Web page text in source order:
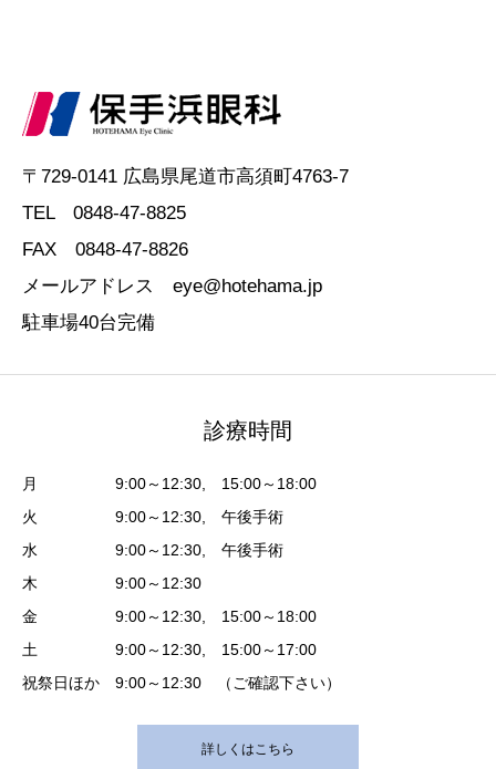
〒729-0141 広島県尾道市高須町4763-7
TEL 0848-47-8825
FAX 0848-47-8826
メールアドレス eye@hotehama.jp
駐車場40台完備
診療時間
月 9:00～12:30, 15:00～18:00
火 9:00～12:30, 午後手術
水 9:00～12:30, 午後手術
木 9:00～12:30
金 9:00～12:30, 15:00～18:00
土 9:00～12:30, 15:00～17:00
祝祭日ほか 9:00～12:30 （ご確認下さい）
詳しくはこちら